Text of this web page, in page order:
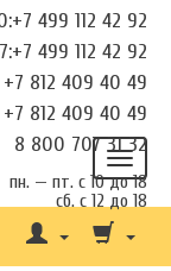
499 112 42 92
499 112 42 92
+7 812 409 40 49
+7 812 409 40 49
8 800 707 31 32
пн. — пт. с 10 до 18
сб. с 12 до 18